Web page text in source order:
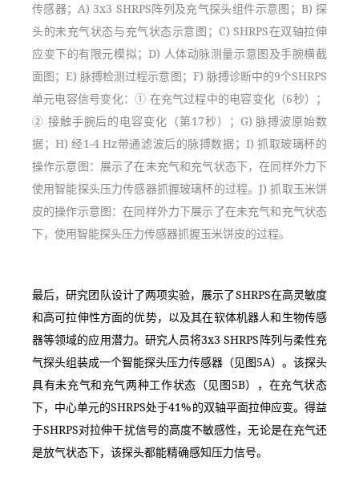
传感器；A) 3x3 SHRPS阵列及充气探头组件示意图；B) 探
头的未充气状态与充气状态示意图；C) SHRPS在双轴拉伸
应变下的有限元模拟；D) 人体动脉测量示意图及手腕横截
面图；E) 脉搏检测过程示意图；F) 脉搏诊断中的9个SHRPS
单元电容信号变化：① 在充气过程中的电容变化（6秒）；
② 接触手腕后的电容变化（第17秒）；G) 脉搏波原始数
据；H) 经1-4 Hz带通滤波后的脉搏数据；I) 抓取玻璃杯的
操作示意图：展示了在未充气和充气状态下，在同样外力下
使用智能探头压力传感器抓握玻璃杯的过程。J) 抓取玉米饼
皮的操作示意图：在同样外力下展示了在未充气和充气状态
下，使用智能探头压力传感器抓握玉米饼皮的过程。
最后，研究团队设计了两项实验，展示了SHRPS在高灵敏度
和高可拉伸性方面的优势，以及其在软体机器人和生物传感
器等领域的应用潜力。研究人员将3x3 SHRPS阵列与柔性充
气探头组装成一个智能探头压力传感器（见图5A）。该探头
具有未充气和充气两种工作状态（见图5B），在充气状态
下，中心单元的SHRPS处于41%的双轴平面拉伸应变。得益
于SHRPS对拉伸干扰信号的高度不敏感性，无论是在充气还
是放气状态下，该探头都能精确感知压力信号。